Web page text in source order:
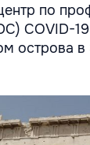
по
COVID-
острова